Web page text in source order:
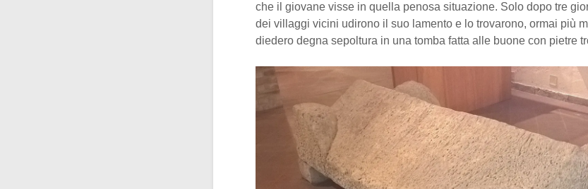
che il giovane visse in quella penosa situazione. Solo dopo tre
dei villaggi vicini udirono il suo lamento e lo trovarono, ormai più
diedero degna sepoltura in una tomba fatta alle buone con pietre